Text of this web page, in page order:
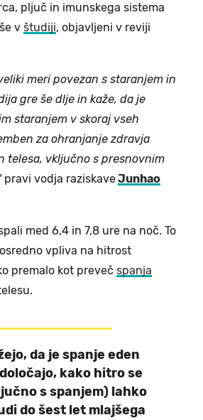
pljuč in imunskega sistema
v študiji, objavljeni v reviji
meri povezan s staranjem in
gre še dlje in kaže, da je
staranjem v skoraj vseh
za ohranjanje zdravja
telesa, vključno s presnovnim
pravi vodja raziskaveJunhao
med 6,4 in 7,8 ure na noč. To
vpliva na hitrost
premalo kot preveč spanja
da je spanje eden
kako hitro se
s spanjem) lahko
do šest let mlajšega